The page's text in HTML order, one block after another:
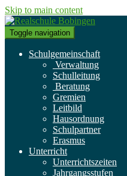
Skip to main content
Toggle navigation
Schulgemeinschaft
Verwaltung
Schulleitung
Beratung
Gremien
Leitbild
Hausordnung
Schulpartner
Erasmus
Unterricht
Unterrichtszeiten
Jahrgangsstufen